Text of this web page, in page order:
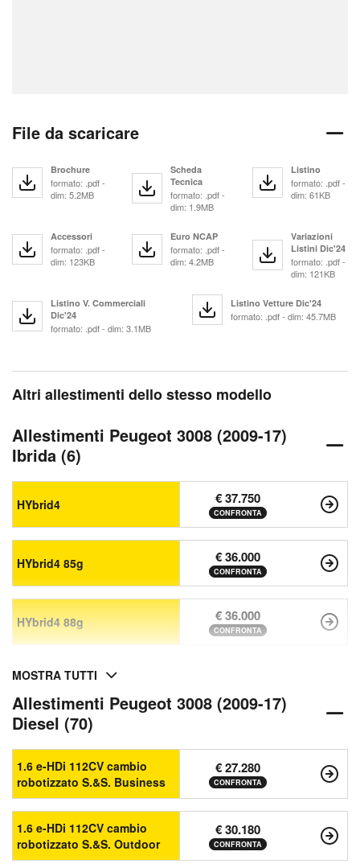
File da scaricare
Brochure
formato: .pdf -
dim: 5.2MB
Scheda
Tecnica
formato: .pdf -
dim: 1.9MB
Listino
formato: .pdf -
dim: 61KB
Accessori
formato: .pdf -
dim: 123KB
Euro NCAP
formato: .pdf -
dim: 4.2MB
Variazioni
Listini Dic'24
formato: .pdf -
dim: 121KB
Listino V. Commerciali
Dic'24
formato: .pdf - dim: 3.1MB
Listino Vetture Dic'24
formato: .pdf - dim: 45.7MB
Altri allestimenti dello stesso modello
Allestimenti Peugeot 3008 (2009-17)
Ibrida (6)
HYbrid4 € 37.750
CONFRONTA
HYbrid4 85g € 36.000
CONFRONTA
HYbrid4 88g € 36.000
CONFRONTA
MOSTRA TUTTI
Allestimenti Peugeot 3008 (2009-17)
Diesel (70)
1.6 e-HDi 112CV cambio
robotizzato S.&S. Business
€ 27.280
CONFRONTA
1.6 e-HDi 112CV cambio
robotizzato S.&S. Outdoor
€ 30.180
CONFRONTA